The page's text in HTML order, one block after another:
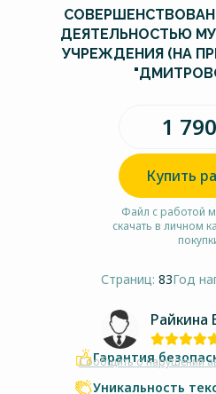
ДЕЯТЕЛЬНОСТЬЮ
УЧРЕЖДЕНИЯ (НА
1
Купить
Файл с работой
скачать в личном
Страниц: 83Год
Райкина
Сообщить о нарушении
Гарантия
Уникальность